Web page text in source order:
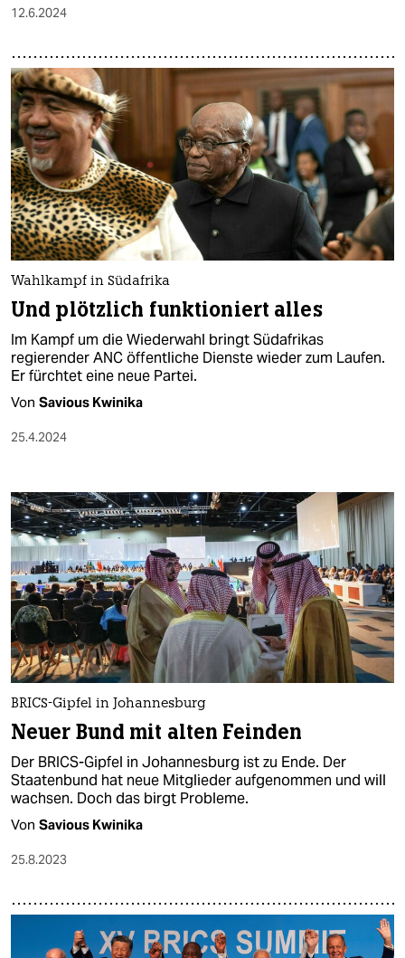
12.6.2024
Wahlkampf in Südafrika
Und plötzlich funktioniert alles
Im Kampf um die Wiederwahl bringt Südafrikas
regierender ANC öffentliche Dienste wieder zum Laufen.
Er fürchtet eine neue Partei.
Von Savious Kwinika
25.4.2024
BRICS-Gipfel in Johannesburg
Neuer Bund mit alten Feinden
Der BRICS-Gipfel in Johannesburg ist zu Ende. Der
Staatenbund hat neue Mitglieder aufgenommen und will
wachsen. Doch das birgt Probleme.
Von Savious Kwinika
25.8.2023